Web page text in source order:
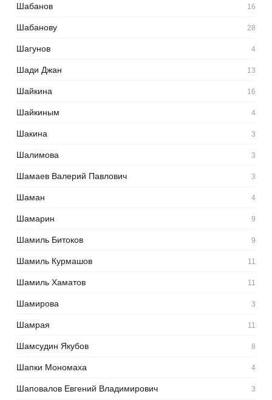
Шабанов 16
Шабанову 28
Шагунов 4
Шади Джан 13
Шайкина 16
Шайкиным 4
Шакина 3
Шалимова 3
Шамаев Валерий Павлович 3
Шаман 4
Шамарин 9
Шамиль Битоков 9
Шамиль Курмашов 11
Шамиль Хаматов 11
Шамирова 3
Шамрая 11
Шамсудин Якубов 8
Шапки Мономаха 4
Шаповалов Евгений Владимирович 3